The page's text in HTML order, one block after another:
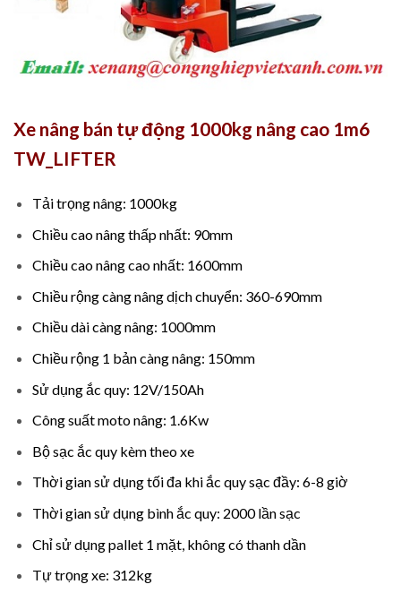
Xe nâng bán tự động 1000kg nâng cao 1m6
TW_LIFTER
Tải trọng nâng: 1000kg
Chiều cao nâng thấp nhất: 90mm
Chiều cao nâng cao nhất: 1600mm
Chiều rộng càng nâng dịch chuyển: 360-690mm
Chiều dài càng nâng: 1000mm
Chiều rộng 1 bản càng nâng: 150mm
Sử dụng ắc quy: 12V/150Ah
Công suất moto nâng: 1.6Kw
Bộ sạc ắc quy kèm theo xe
Thời gian sử dụng tối đa khi ắc quy sạc đầy: 6-8 giờ
Thời gian sử dụng bình ắc quy: 2000 lần sạc
Chỉ sử dụng pallet 1 mặt, không có thanh dần
Tự trọng xe: 312kg